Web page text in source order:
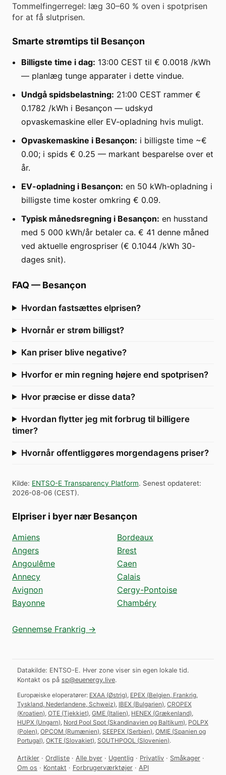
Tommelfingerregel: læg 30–60 % oven i spotprisen
for at få slutprisen.
Smarte strømtips til Besançon
Billigste time i dag: 13:00 CEST til € 0.0018 /kWh
— planlæg tunge apparater i dette vindue.
Undgå spidsbelastning: 21:00 CEST rammer €
0.1782 /kWh i Besançon — udskyd
opvaskemaskine eller EV-opladning hvis muligt.
Opvaskemaskine i Besançon: i billigste time ~€
0.00; i spids € 0.25 — markant besparelse over et
år.
EV-opladning i Besançon: en 50 kWh-opladning i
billigste time koster omkring € 0.09.
Typisk månedsregning i Besançon: en husstand
med 5 000 kWh/år betaler ca. € 41 denne måned
ved aktuelle engrospriser (€ 0.1044 /kWh 30-
dages snit).
FAQ — Besançon
Hvordan fastsættes elprisen?
Hvornår er strøm billigst?
Kan priser blive negative?
Hvorfor er min regning højere end spotprisen?
Hvor præcise er disse data?
Hvordan flytter jeg mit forbrug til billigere
timer?
Hvornår offentliggøres morgendagens priser?
Kilde: ENTSO-E Transparency Platform. Senest opdateret:
2026-08-06 (CEST).
Elpriser i byer nær Besançon
Amiens
Angers
Angoulême
Annecy
Avignon
Bayonne
Bordeaux
Brest
Caen
Calais
Cergy-Pontoise
Chambéry
Gennemse Frankrig →
Datakilde: ENTSO-E. Hver zone viser sin egen lokale tid.
Kontakt os på sp@euenergy.live.
Europæiske eloperatører: EXAA (Østrig) EPEX (Belgien, Frankrig,
Tyskland, Nederlandene, Schweiz) IBEX (Bulgarien) CROPEX
(Kroatien) OTE (Tjekkiet) GME (Italien) HENEX (Grækenland)
HUPX (Ungarn) Nord Pool Spot (Skandinavien og Baltikum) POLPX
(Polen) OPCOM (Rumænien) SEEPEX (Serbien) OMIE (Spanien og
Portugal) OKTE (Slovakiet) SOUTHPOOL (Slovenien).
Artikler · Ordliste · Alle byer · Ugentlig · Privatliv · Småkager ·
Om os · Kontakt · Forbrugerværktøjer · API